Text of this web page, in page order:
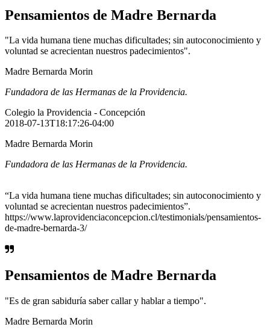
Pensamientos de Madre Bernarda
"La vida humana tiene muchas dificultades; sin autoconocimiento y
voluntad se acrecientan nuestros padecimientos".
Madre Bernarda Morin
Fundadora de las Hermanas de la Providencia.
Colegio la Providencia - Concepción
2018-07-13T18:17:26-04:00
Madre Bernarda Morin
Fundadora de las Hermanas de la Providencia.
“La vida humana tiene muchas dificultades; sin autoconocimiento y
voluntad se acrecientan nuestros padecimientos”.
https://www.laprovidenciaconcepcion.cl/testimonials/pensamientos-
de-madre-bernarda-3/
Pensamientos de Madre Bernarda
"Es de gran sabiduría saber callar y hablar a tiempo".
Madre Bernarda Morin